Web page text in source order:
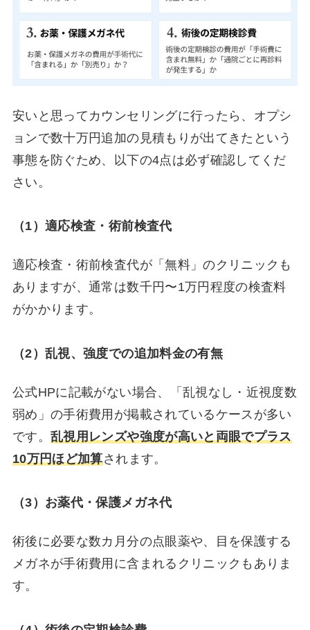
安いと思ってカウンセリングに行ったら、オプシ
ョンで数十万円追加の見積もりが出てきたという
事態を防ぐため、以下の4点は必ず確認してくだ
さい。
（1） 適応検査・術前検査代
適応検査・術前検査代が「無料」のクリニックも
ありますが、通常は数千円〜1万円程度の検査料
がかかります。
（2） 乱視、強度での追加料金の有無
公式HPに記載がない場合、「乱視なし・近視度数
弱め」の手術費用が掲載されているケースが多い
です。 乱視用レンズや強度が高いと両眼でプラス
10万円ほど加算されます。
（3） お薬代・保護メガネ代
術後に必要な数カ月分の点眼薬や、目を保護する
メガネが手術費用に含まれるクリニックもありま
す。